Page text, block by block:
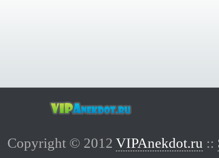
Copyright © 2012 VIPAnekdot.ru ::